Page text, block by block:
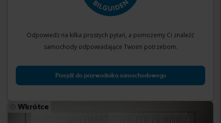
Odpowiedz na kilka prostych pytań, a pomożemy Ci znaleźć
samochody odpowiadające Twoim potrzebom.
Przejdź do przewodnika samochodowego
Wkrótce